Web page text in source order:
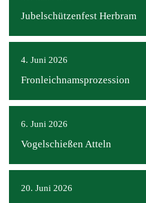
Jubelschützenfest Herbram
4. Juni 2026
Fronleichnamsprozession
6. Juni 2026
Vogelschießen Atteln
20. Juni 2026